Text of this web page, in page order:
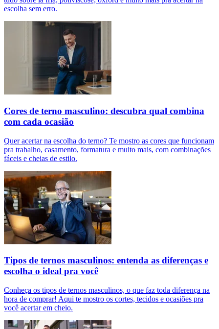
escolha sem erro.
Cores de terno masculino: descubra qual combina
com cada ocasião
Quer acertar na escolha do terno? Te mostro as cores que funcionam
pra trabalho, casamento, formatura e muito mais, com combinações
fáceis e cheias de estilo.
Tipos de ternos masculinos: entenda as diferenças e
escolha o ideal pra você
Conheça os tipos de ternos masculinos, o que faz toda diferença na
hora de comprar! Aqui te mostro os cortes, tecidos e ocasiões pra
você acertar em cheio.